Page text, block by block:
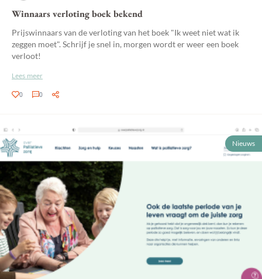
Winnaars verloting boek bekend
Prijswinnaars van de verloting van het boek "Ik weet niet wat ik
zeggen moet". Schrijf je snel in, morgen wordt er weer een boek
verloot!
Lees meer
0 0
Nieuws